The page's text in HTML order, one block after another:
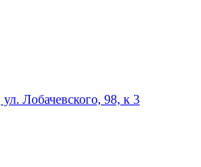
Лобачевского, 98, к 3